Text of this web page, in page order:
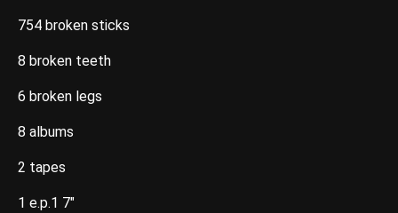
754 broken sticks
8 broken teeth
6 broken legs
8 albums
2 tapes
1 e.p.1 7"